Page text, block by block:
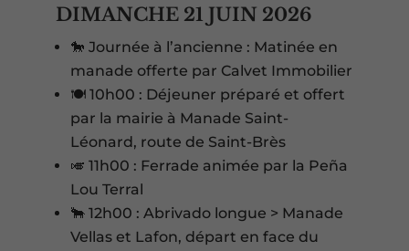
DIMANCHE 21 JUIN 2026
🐎 Journée à l’ancienne : Matinée en
manade offerte par Calvet Immobilier
🍽️ 10h00 : Déjeuner préparé et offert
par la mairie à Manade Saint-
Léonard, route de Saint-Brès
🎺 11h00 : Ferrade animée par la Peña
Lou Terral
🐂 12h00 : Abrivado longue > Manade
Vellas et Lafon, départ en face du